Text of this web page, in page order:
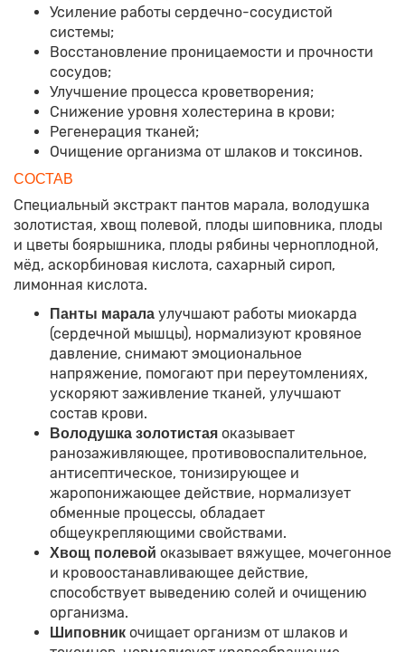
Усиление работы сердечно-сосудистой
системы;
Восстановление проницаемости и прочности
сосудов;
Улучшение процесса кроветворения;
Снижение уровня холестерина в крови;
Регенерация тканей;
Очищение организма от шлаков и токсинов.
СОСТАВ
Специальный экстракт пантов марала, володушка
золотистая, хвощ полевой, плоды шиповника, плоды
и цветы боярышника, плоды рябины черноплодной,
мёд, аскорбиновая кислота, сахарный сироп,
лимонная кислота.
Панты марала улучшают работы миокарда
(сердечной мышцы), нормализуют кровяное
давление, снимают эмоциональное
напряжение, помогают при переутомлениях,
ускоряют заживление тканей, улучшают
состав крови.
Володушка золотистая оказывает
ранозаживляющее, противовоспалительное,
антисептическое, тонизирующее и
жаропонижающее действие, нормализует
обменные процессы, обладает
общеукрепляющими свойствами.
Хвощ полевой оказывает вяжущее, мочегонное
и кровоостанавливающее действие,
способствует выведению солей и очищению
организма.
Шиповник очищает организм от шлаков и